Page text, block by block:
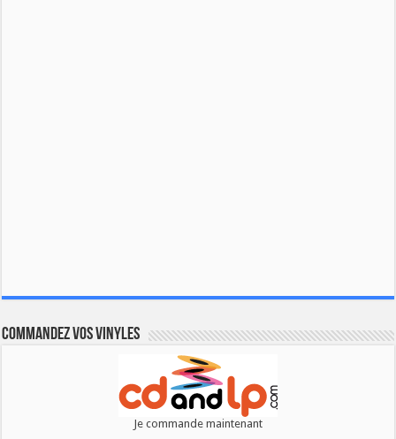
Commandez vos vinyles
Je commande maintenant